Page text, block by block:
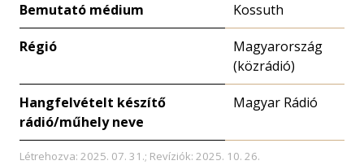
Bemutató médium Kossuth
Régió
Magyarország
(közrádió)
Hangfelvételt készítő
rádió/műhely neve
Magyar Rádió
Létrehozva: 2025. 07. 31.; Revíziók: 2025. 10. 26.